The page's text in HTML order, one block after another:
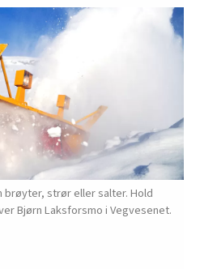
brøyter, strør eller salter. Hold
Bjørn Laksforsmo i Vegvesenet.